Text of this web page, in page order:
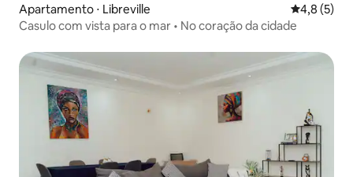
Apartamento ⋅ Libreville 4,8 de
4,8 (5)
Casulo com vista para o mar • No coração da cidade